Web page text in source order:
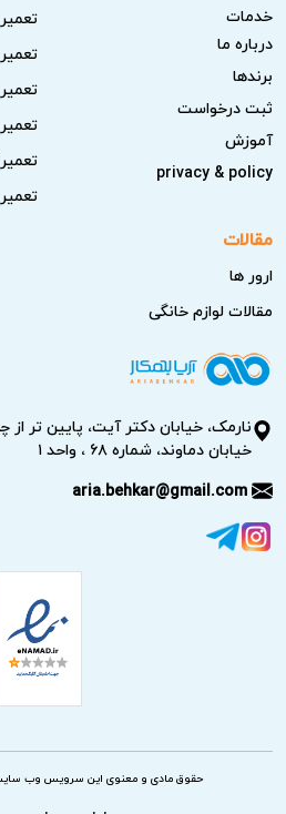
خدمات
درباره ما
برندها
ثبت درخواست
آموزش
privacy & policy
مقالات
ارور ها
مقالات لوازم خانگی
نارمک، خیابان دکتر آیت، پایین تر از
خیابان دماوند، شماره ۶۸ ، واحد ۱
aria.behkar@gmail.com
حقوق مادی و معنوی این سرویس وب سایت